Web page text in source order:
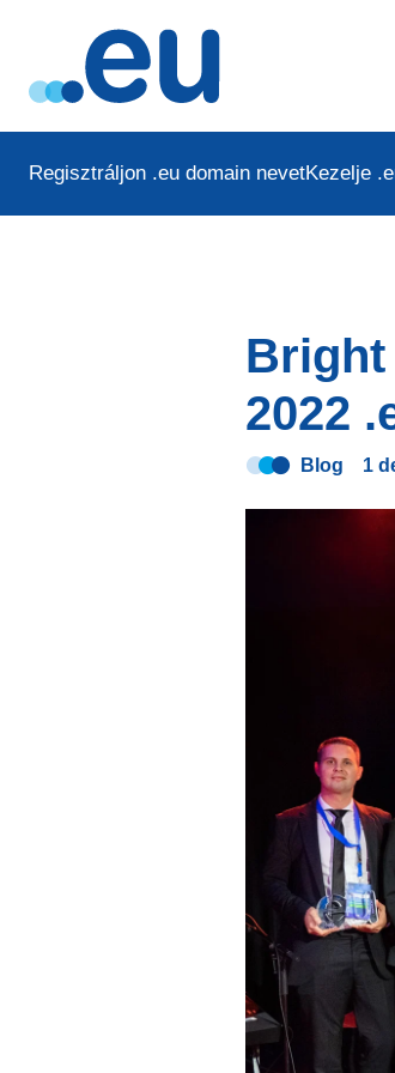
Regisztráljon .eu domain nevetKezelje
Bright
2022
Blog 1